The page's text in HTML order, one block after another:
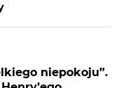
niepokoju”.